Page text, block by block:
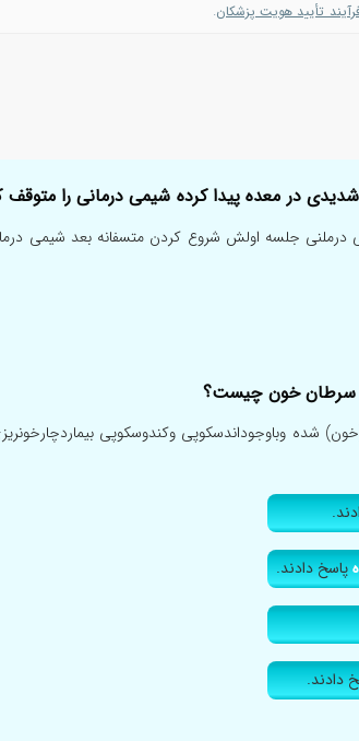
تأیید هویت پزشکان.
در معده پیدا کرده شیمی درمانی را متوقف
درملنی جلسه اولش شروع کردن متسفانه بعد شیمی
سرطان خون چیست؟
(خون) شده وباوجوداندسکوپی وکندوسکوپی
پاسخ دادند.
دادند.